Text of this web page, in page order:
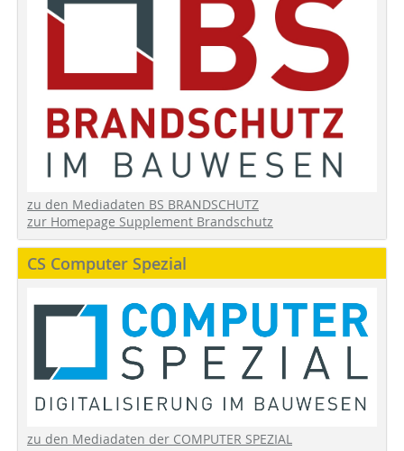
zu den Mediadaten BS BRANDSCHUTZ
zur Homepage Supplement Brandschutz
CS Computer Spezial
zu den Mediadaten der COMPUTER SPEZIAL